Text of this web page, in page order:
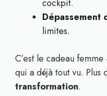
cockpit.
Dépassement
limites.
C’est le cadeau
qui a déjà tout vu. Plus
transformation.